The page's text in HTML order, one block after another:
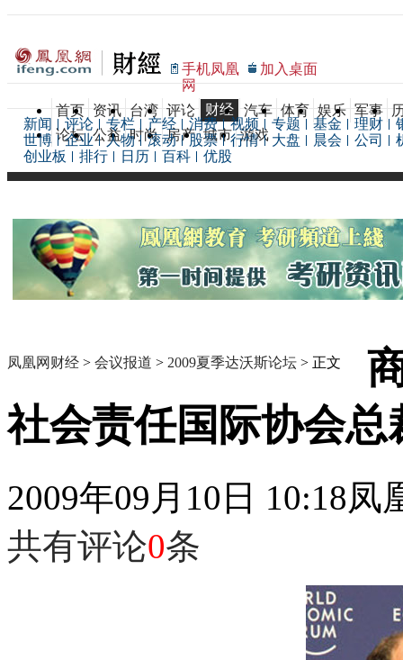
手机凤凰
网
加入桌面
首页 资讯 台湾 评论 财经 汽车 体育 娱乐 军事
论坛 公益 时尚 房产 城市 游戏
新闻 评论 专栏 产经 消费 视频 专题 基金 理财
世博
企业 人物 滚动 股票 行情 大盘 晨会 公司
创业板
排行 日历 百科 优股
凤凰网财经 > 会议报道 > 2009夏季达沃斯论坛 > 正文
社会责任国际协会总
2009年09月10日 10:18凤
共有评论0条